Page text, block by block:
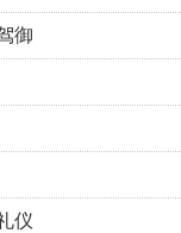
御
仪